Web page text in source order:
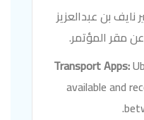
نايف بن عبدالعزيز
available and